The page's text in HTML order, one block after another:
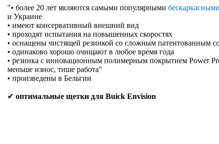
"• более 20 лет являются самыми популярными
и Украине
• имеют консервативный внешний вид
• проходят испытания на повышенных скоростях
• оснащены чистящей резинкой со сложным патентованным
• одинаково хорошо очищают в любое время года
• резинка с инновационным полимерным покрытием Power
меньше износ, тише работа"
• произведены в Бельгии
✔ оптимальные щетки для Buick Envision